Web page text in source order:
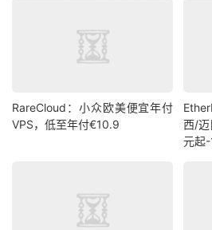
RareCloud：小众欧美便宜年付
VPS，低至年付€10.9
西/
元起